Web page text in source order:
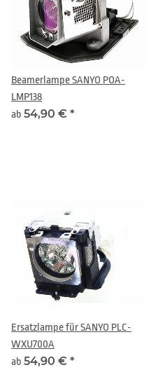
Beamerlampe SANYO POA-
LMP138
ab 54,90 € *
Ersatzlampe für SANYO PLC-
WXU700A
ab 54,90 € *